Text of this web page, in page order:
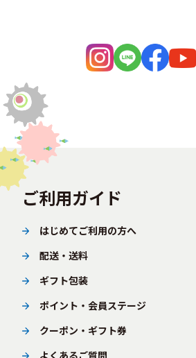
ご利用ガイド
はじめてご利用の方へ
配送・送料
ギフト包装
ポイント・会員ステージ
クーポン・ギフト券
よくあるご質問